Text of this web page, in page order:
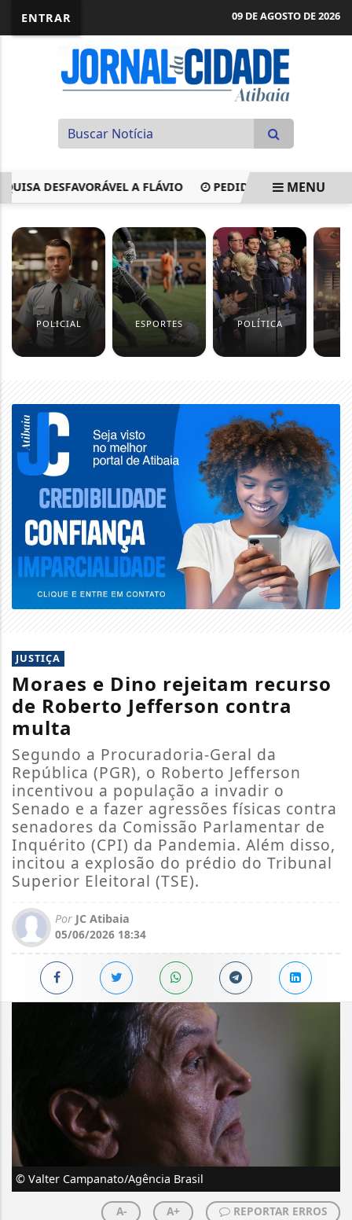
ENTRAR 09 DE AGOSTO DE 2026
DESFAVORÁVEL A FLÁVIO PEDIDO DE VISTA ADIA
MENU
POLICIAL ESPORTES POLÍTICA
JUSTIÇA
Moraes e Dino rejeitam recurso
de Roberto Jefferson contra
multa
Segundo a Procuradoria-Geral da
República (PGR), o Roberto Jefferson
incentivou a população a invadir o
Senado e a fazer agressões físicas contra
senadores da Comissão Parlamentar de
Inquérito (CPI) da Pandemia. Além disso,
incitou a explosão do prédio do Tribunal
Superior Eleitoral (TSE).
Por JC Atibaia
05/06/2026 18:34
© Valter Campanato/Agência Brasil
A- A+ REPORTAR ERROS